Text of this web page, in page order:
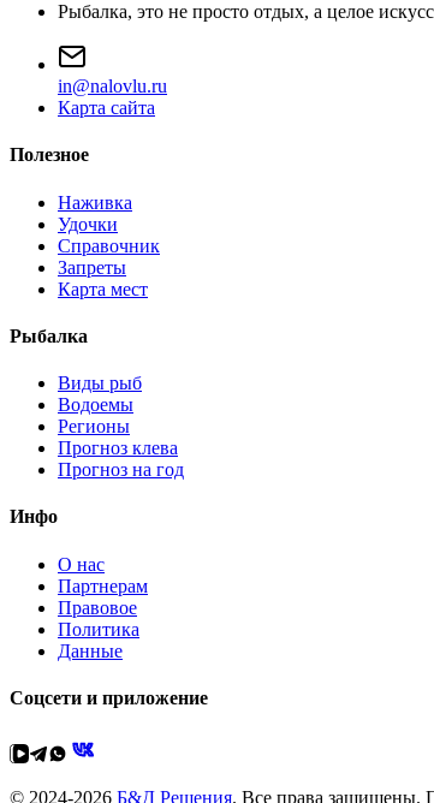
Рыбалка, это не просто отдых, а целое
in@nalovlu.ru
Карта сайта
Полезное
Наживка
Удочки
Справочник
Запреты
Карта мест
Рыбалка
Виды рыб
Водоемы
Регионы
Прогноз клева
Прогноз на год
Инфо
О нас
Партнерам
Правовое
Политика
Данные
Соцсети и приложение
© 2024-2026 Б&Д Решения. Все права защищены.